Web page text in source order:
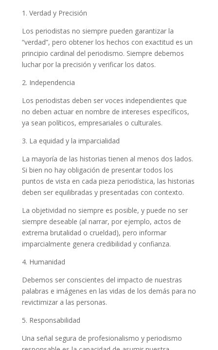
1. Verdad y Precisión
Los periodistas no siempre pueden garantizar la
“verdad”, pero obtener los hechos con exactitud es un
principio cardinal del periodismo. Siempre debemos
luchar por la precisión y verificar los datos.
2. Independencia
Los periodistas deben ser voces independientes que
no deben actuar en nombre de intereses específicos,
ya sean políticos, empresariales o culturales.
3. La equidad y la imparcialidad
La mayoría de las historias tienen al menos dos lados.
Si bien no hay obligación de presentar todos los
puntos de vista en cada pieza periodística, las historias
deben ser equilibradas y presentadas con contexto.
La objetividad no siempre es posible, y puede no ser
siempre deseable (al narrar, por ejemplo, actos de
extrema brutalidad o crueldad), pero informar
imparcialmente genera credibilidad y confianza.
4. Humanidad
Debemos ser conscientes del impacto de nuestras
palabras e imágenes en las vidas de los demás para no
revictimizar a las personas.
5. Responsabilidad
Una señal segura de profesionalismo y periodismo